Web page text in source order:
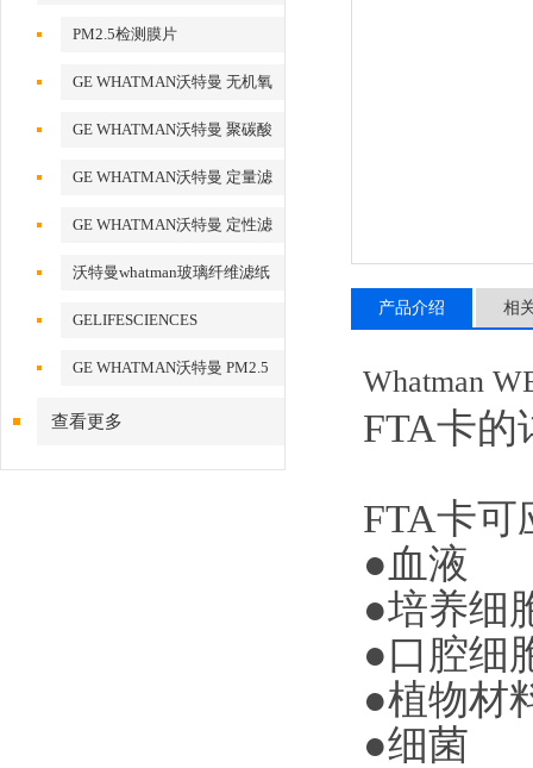
品代理PM2.5检测膜片
GE WHATMAN沃特曼 无机氧
GE WHATMAN沃特曼 聚碳酸
GE WHATMAN沃特曼 定量滤
GE WHATMAN沃特曼 定性滤
纸
沃特曼whatman玻璃纤维滤纸
GELIFESCIENCES
WHATMAN 转印记膜杂交膜
GE WHATMAN沃特曼 PM2.5
查看更多
产品介绍 相
Whatman
FTA卡的
FTA卡可
●血
●培养
●口腔
●植物
●细菌